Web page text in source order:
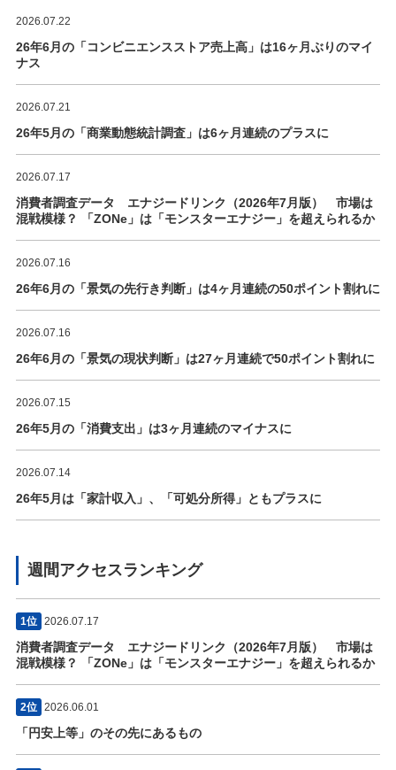
2026.07.22
26年6月の「コンビニエンスストア売上高」は16ヶ月ぶりのマイ
ナス
2026.07.21
26年5月の「商業動態統計調査」は6ヶ月連続のプラスに
2026.07.17
消費者調査データ エナジードリンク（2026年7月版） 市場は
混戦模様？ 「ZONe」は「モンスターエナジー」を超えられるか
2026.07.16
26年6月の「景気の先行き判断」は4ヶ月連続の50ポイント割れに
2026.07.16
26年6月の「景気の現状判断」は27ヶ月連続で50ポイント割れに
2026.07.15
26年5月の「消費支出」は3ヶ月連続のマイナスに
2026.07.14
26年5月は「家計収入」、「可処分所得」ともプラスに
週間アクセスランキング
1位 2026.07.17
消費者調査データ エナジードリンク（2026年7月版） 市場は
混戦模様？ 「ZONe」は「モンスターエナジー」を超えられるか
2位 2026.06.01
「円安上等」のその先にあるもの